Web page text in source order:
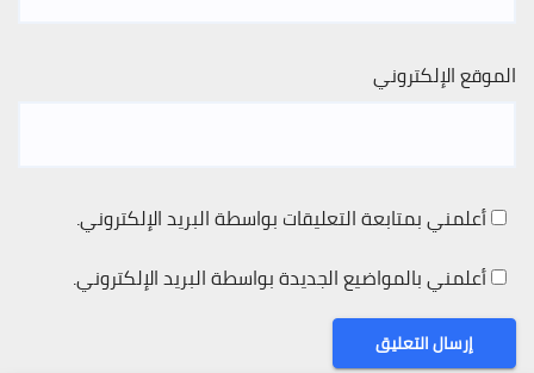
الموقع الإلكتروني
أعلمني بمتابعة التعليقات بواسطة البريد الإلكتروني.
أعلمني بالمواضيع الجديدة بواسطة البريد الإلكتروني.